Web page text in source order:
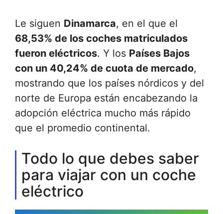
Le siguen Dinamarca, en el que el
68,53% de los coches matriculados
fueron eléctricos. Y los Países Bajos
con un 40,24% de cuota de mercado,
mostrando que los países nórdicos y del
norte de Europa están encabezando la
adopción eléctrica mucho más rápido
que el promedio continental.
Todo lo que debes saber
para viajar con un coche
eléctrico